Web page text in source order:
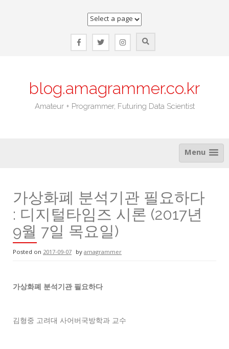
blog.amagrammer.co.kr
Amateur + Programmer, Futuring Data Scientist
Menu
가상화폐 분석기관 필요하다
: 디지털타임즈 시론 (2017년
9월 7일 목요일)
Posted on 2017-09-07 byamagrammer
가상화폐 분석기관 필요하다
김형중 고려대 사어버국방학과 교수